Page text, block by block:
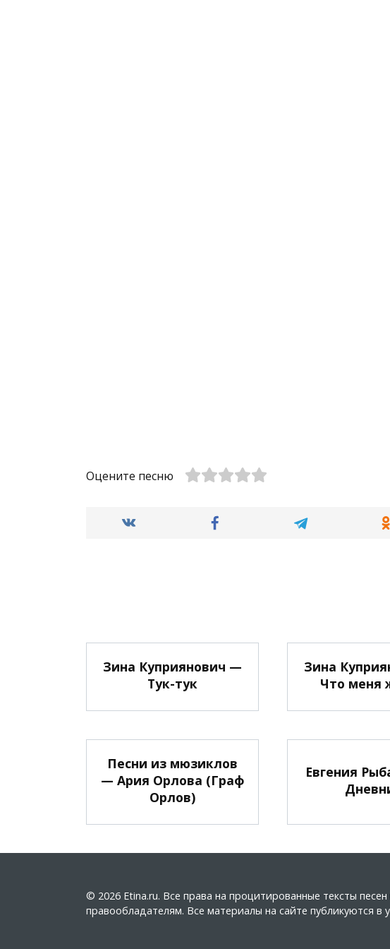
Оцените песню
Зина Куприянович —
Тук-тук
Зина
Что меня
Песни из мюзиклов
— Ария Орлова (Граф
Орлов)
Евгения
© 2026 Etina.ru. Все права на процитированные тексты
правообладателям. Все материалы на сайте публикуются в